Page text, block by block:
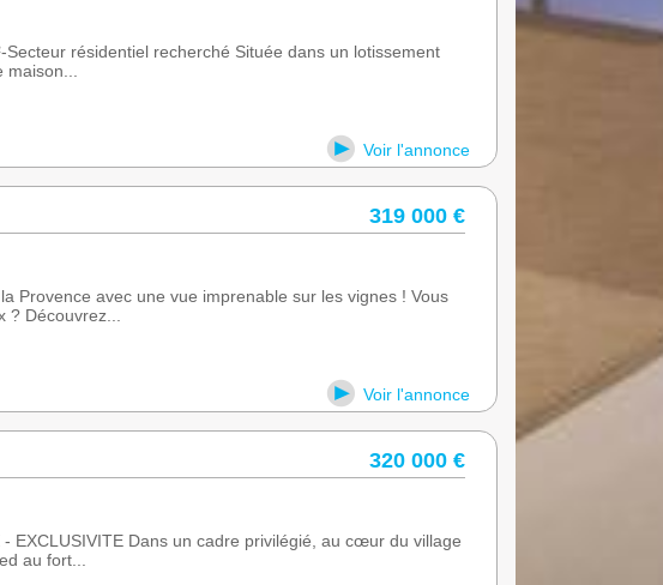
résidentiel recherché Située dans un lotissement
Voir l'annonce
319 000 €
Provence avec une vue imprenable sur les vignes ! Vous
Découvrez...
Voir l'annonce
320 000 €
EXCLUSIVITE Dans un cadre privilégié, au cœur du village
au fort...